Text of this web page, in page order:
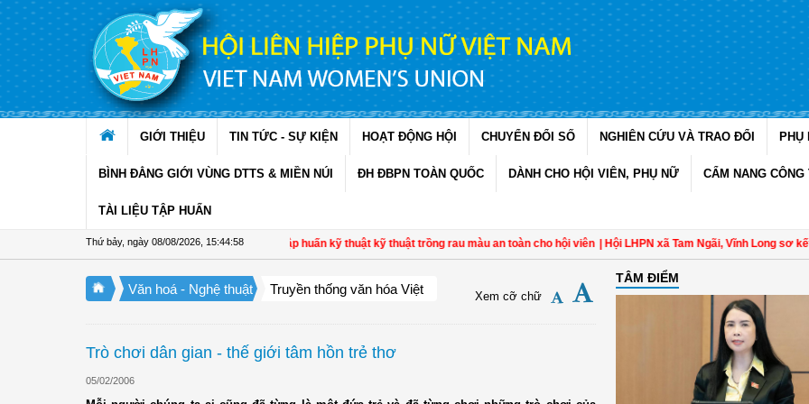
Truy cập nội dung luôn
GIỚI THIỆU TIN TỨC - SỰ KIỆN HOẠT ĐỘNG HỘI CHUYỂN ĐỔI SỐ NGHIÊN CỨU VÀ TRAO ĐỔI PHỤ
BÌNH ĐẲNG GIỚI VÙNG DTTS & MIỀN NÚI ĐH ĐBPN TOÀN QUỐC DÀNH CHO HỘI VIÊN, PHỤ NỮ CẨM NANG CÔNG
TÀI LIỆU TẬP HUẤN
Thứ bảy, ngày 08/08/2026 15:44:59
Hội LHPN xã Ninh Quới, Cà Mau: Tập huấn kỹ thuật kỹ thuật trồng rau màu an toàn cho hội viên | Hội LHPN xã Tam Ngãi, Vĩnh Long sơ kết
Văn hoá - Nghệ thuật Truyền thống văn hóa Việt Xem cỡ chữ
Trò chơi dân gian - thế giới tâm hồn trẻ thơ
05/02/2006
TÂM ĐIỂM